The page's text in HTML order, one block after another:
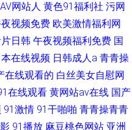
网站人 黄色91福利社 污网
视频免费 欧美激情福利网
日韩 午夜视频福利免费 国
在线视频 日韩成人a 青青操
在线观看的 白丝美女自慰网
在线观看 黄网站av在线 国产
91激情 91干啪啪 青青操青青
91播放 麻豆桃色网站 亚洲